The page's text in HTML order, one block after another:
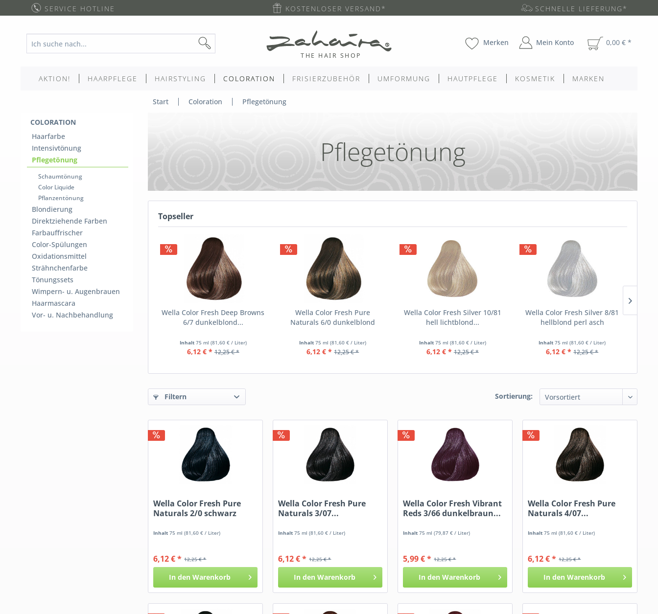
SERVICE HOTLINE KOSTENLOSER VERSAND* SCHNELLE LIEFERUNG*
Merken Mein Konto 0,00 € *
AKTION! HAARPFLEGE HAIRSTYLING COLORATION FRISIERZUBEHÖR UMFORMUNG HAUTPFLEGE KOSMETIK MARKEN
COLORATION
Haarfarbe
Intensivtönung
Pflegetönung
Schaumtönung
Color Liquide
Pflanzentönung
Blondierung
Direktziehende Farben
Farbauffrischer
Color-Spülungen
Oxidationsmittel
Strähnchenfarbe
Tönungssets
Wimpern- u. Augenbrauen
Haarmascara
Vor- u. Nachbehandlung
Start Coloration Pflegetönung
Pflegetönung
Topseller
Wella Color Fresh Deep Browns
6/7 dunkelblond...
Inhalt 75 ml (81,60 € / Liter)
6,12 € * 12,25 € *
Wella Color Fresh Pure
Naturals 6/0 dunkelblond
Inhalt75 ml(81,60 € / Liter)
6,12 € * 12,25 € *
Wella Color Fresh Silver 10/81
hell lichtblond...
Inhalt 75 ml (81,60 € / Liter)
6,12 € * 12,25 € *
Wella Color Fresh Silver 8/81
hellblond perl asch
Inhalt75 ml(81,60 € / Liter)
6,12 € * 12,25 € *
Filtern Sortierung:
Wella Color Fresh Pure
Naturals 2/0 schwarz
Inhalt75 ml(81,60 € / Liter)
12,25 € *
6,12 € *
In den Warenkorb
Wella Color Fresh Pure
Naturals 3/07...
Inhalt75 ml(81,60 € / Liter)
12,25 € *
6,12 € *
In den Warenkorb
Wella Color Fresh Vibrant
Reds 3/66 dunkelbraun...
Inhalt75 ml(79,87 € / Liter)
12,25 € *
5,99 € *
In den Warenkorb
Wella Color Fresh Pure
Naturals 4/07...
Inhalt75 ml(81,60 € / Liter)
12,25 € *
6,12 € *
In den Warenkorb